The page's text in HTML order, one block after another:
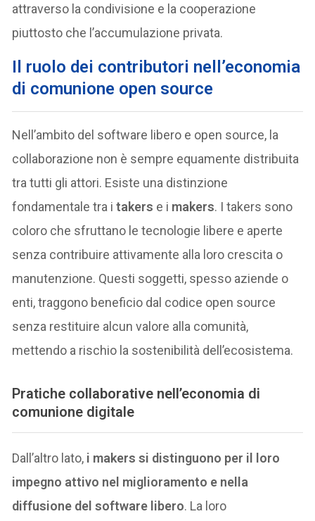
attraverso la condivisione e la cooperazione
piuttosto che l’accumulazione privata.
Il ruolo dei contributori nell’economia
di comunione open source
Nell’ambito del software libero e open source, la
collaborazione non è sempre equamente distribuita
tra tutti gli attori. Esiste una distinzione
fondamentale tra itakers e i makers. I takers sono
coloro che sfruttano le tecnologie libere e aperte
senza contribuire attivamente alla loro crescita o
manutenzione. Questi soggetti, spesso aziende o
enti, traggono beneficio dal codice open source
senza restituire alcun valore alla comunità,
mettendo a rischio la sostenibilità dell’ecosistema.
Pratiche collaborative nell’economia di
comunione digitale
Dall’altro lato, i makers si distinguono per il loro
impegno attivo nel miglioramento e nella
diffusione del software libero. La loro